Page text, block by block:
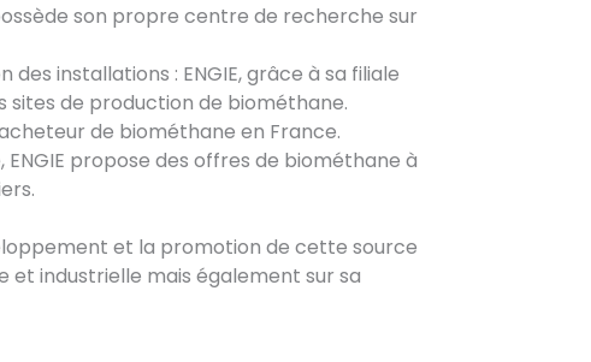
son propre centre de recherche sur
installations : ENGIE, grâce à sa filiale
sites de production de biométhane.
de biométhane en France.
propose des offres de biométhane à
et la promotion de cette source
et industrielle mais également sur sa